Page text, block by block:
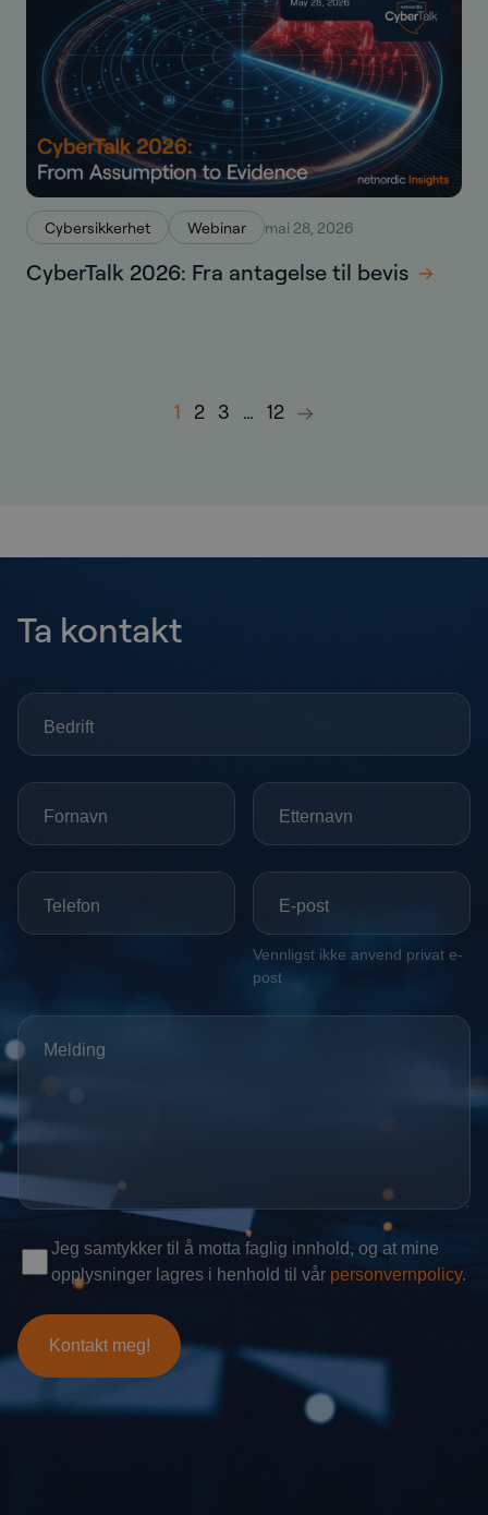
Cybersikkerhet Webinar mai 28, 2026
CyberTalk 2026: Fra antagelse til bevis
1 2 3 … 12
Ta kontakt